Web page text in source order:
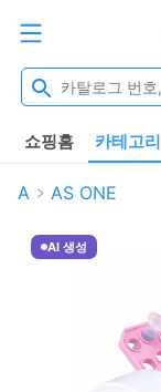
쇼핑홈 카테고리
A AS ONE
AI 생성